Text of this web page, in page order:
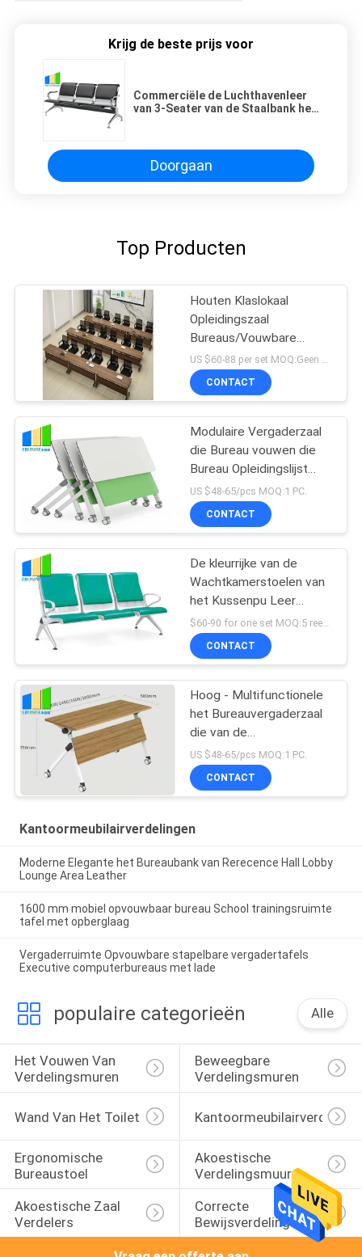
Krijg de beste prijs voor
Commerciële de Luchthavenleer
van 3-Seater van de Staalbank het
Doorgaan
Top Producten
Houten Klaslokaal
Opleidingszaal
Bureaus/Vouwbare
Conferentietafelbladen
met Wielen
US $60-88 per set MOQ:Geen MOQ, kleine ingestemde met hoeveelheid
CONTACT
Modulaire Vergaderzaal
die Bureau vouwen die
Bureau Opleidingslijst
met Wielen vouwen
US $48-65/pcs MOQ:1 PC.
CONTACT
De kleurrijke van de
Wachtkamerstoelen van
het Kussenpu Leer
Luchthaven Seaters
CONTACT
Hoog - Multifunctionele
het Bureauvergaderzaal
die van de
dichtheidsraad Lijsten
vouwen
US $48-65/pcs MOQ:1 PC.
CONTACT
Kantoormeubilairverdelingen
Moderne Elegante het Bureaubank van Rerecence Hall Lobby
Lounge Area Leather
1600 mm mobiel opvouwbaar bureau School trainingsruimte
tafel met opberglaag
Vergaderruimte Opvouwbare stapelbare vergadertafels
Executive computerbureaus met lade
populaire categorieën Alle
Het Vouwen Van
Verdelingsmuren
Beweegbare
Verdelingsmuren
Wand Van Het Toilet
Ergonomische
Bureaustoel
Akoestische
Verdelingsmuur
Akoestische Zaal
Verdelers
Correcte
Bewijsverdelingen